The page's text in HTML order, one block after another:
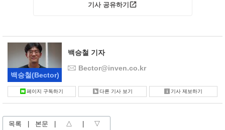
기사 공유하기
백승철(Bector)
백승철 기자
Bector@inven.co.kr
페이지 구독하기 다른 기사 보기 기사 제보하기
목록 본문 △ ▽